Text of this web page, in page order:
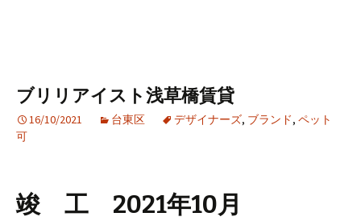
ブリリアイスト浅草橋賃貸
16/10/2021 台東区 デザイナーズ, ブランド, ペット
可
竣 工 2021年10月